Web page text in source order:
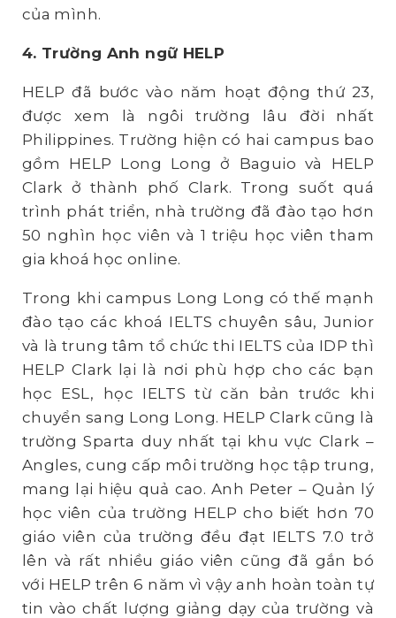
của mình.
4. Trường Anh ngữ HELP
HELP đã bước vào năm hoạt động thứ 23,
được xem là ngôi trường lâu đời nhất
Philippines. Trường hiện có hai campus bao
gồm HELP Long Long ở Baguio và HELP
Clark ở thành phố Clark. Trong suốt quá
trình phát triển, nhà trường đã đào tạo hơn
50 nghìn học viên và 1 triệu học viên tham
gia khoá học online.
Trong khi campus Long Long có thế mạnh
đào tạo các khoá IELTS chuyên sâu, Junior
và là trung tâm tổ chức thi IELTS của IDP thì
HELP Clark lại là nơi phù hợp cho các bạn
học ESL, học IELTS từ căn bản trước khi
chuyển sang Long Long. HELP Clark cũng là
trường Sparta duy nhất tại khu vực Clark –
Angles, cung cấp môi trường học tập trung,
mang lại hiệu quả cao. Anh Peter – Quản lý
học viên của trường HELP cho biết hơn 70
giáo viên của trường đều đạt IELTS 7.0 trở
lên và rất nhiều giáo viên cũng đã gắn bó
với HELP trên 6 năm vì vậy anh hoàn toàn tự
tin vào chất lượng giảng dạy của trường và